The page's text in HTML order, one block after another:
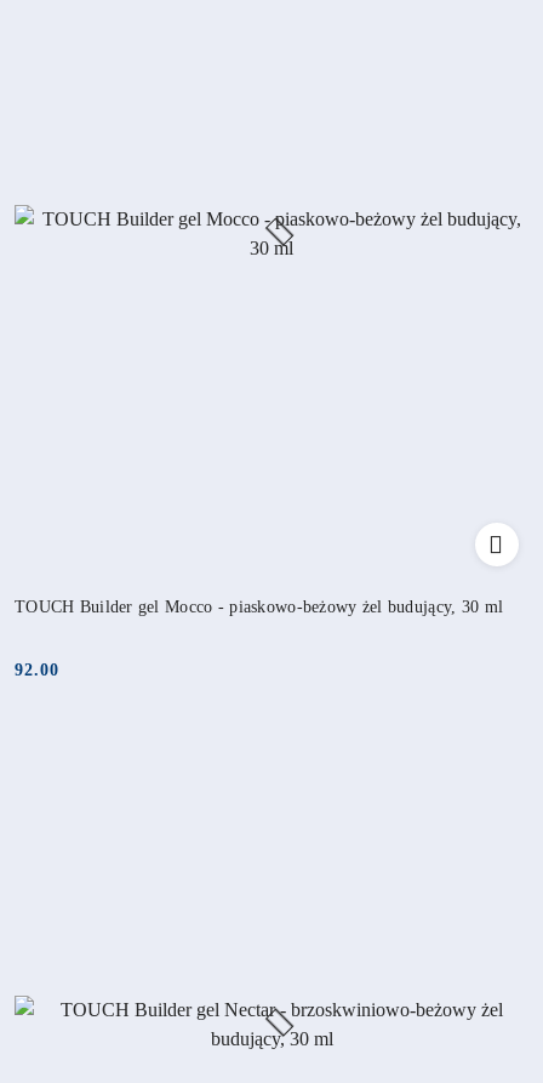
TOUCH Builder gel Mocco - piaskowo-beżowy żel budujący, 30 ml
Cena:
92.00